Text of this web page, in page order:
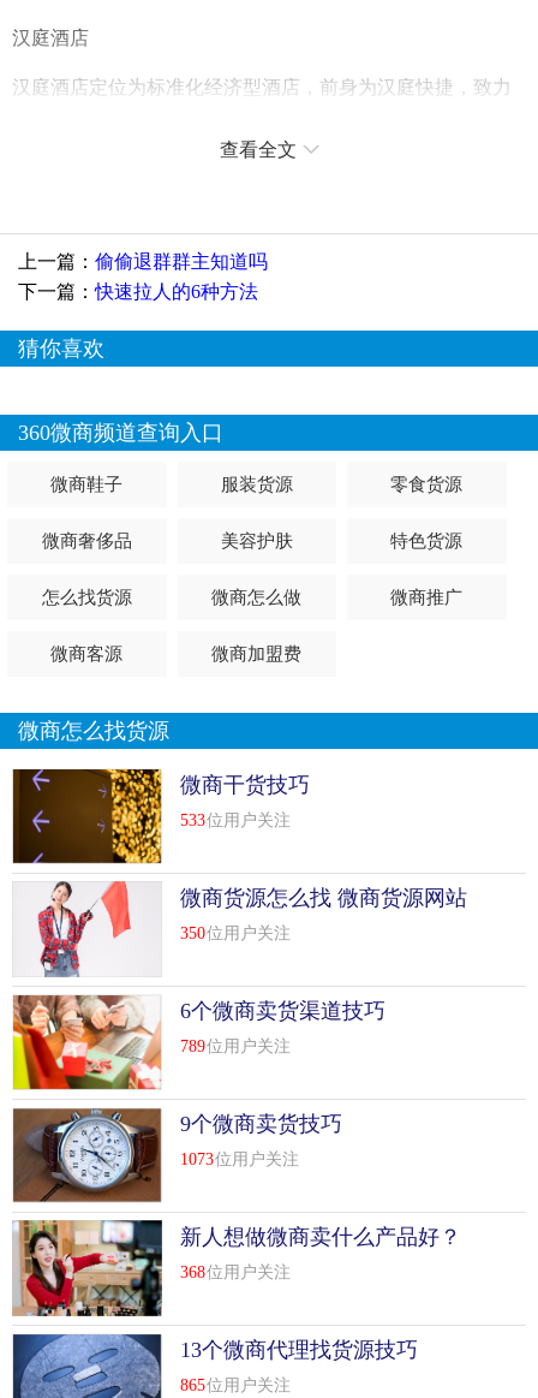
汉庭酒店
汉庭酒店定位为标准化经济型酒店，前身为汉庭快捷，致力
现代化的卫浴系统、便捷的商务旅行设施、轻松的酒店氛
自1971年新加坡第一家香格里拉大酒店以来，香格里拉大酒
店一直在向国际舞台进军；香格里拉以香港为大本营，现在
是亚洲比较大的豪华酒店集团，被认为是上比较好的酒店管
理集团之一，在众多公众和行业投票中赢得了一致的声誉。
不至的服务。
洲际酒店
人的专属服务。从语言交流、酒店设施、餐饮娱乐等方面为
客人出国旅游提供周到服务。
店旅客的，追求简约时尚的风格，不求奢华而注重品味，其
特点是酒店产品健康、安全、舒适，酒店服务专业、真诚，
酒店形象清新优雅。始终保持产品性价比在同行中比较高。
都市118酒店
城市118酒店致力于在全国二三线城市发展高品质、低价位、
精致的连锁酒店。城市118酒店以先进的管理理念和人性化的
服务标准为每一位客户提供优质的服务。
维也纳酒店
维也纳酒店成立于1993年，以“舒适优雅、高品质美食、豪华
品质、安全环保、音乐艺术、引*健康”为核心价值观。维也
纳的三大心理价值观更经济：更体面，更方便，更经济。
四季酒店
四季酒店的发展方向是规模适中，房间宽敞，员工友好，服
务细致。
格林豪泰酒店
格林豪泰酒店的服务宗旨是：超级健康，超级舒适，超级价
值，超级期待。酒店价格优惠，交通便利，环境安全。为客
人提供舒适安静的房间、环保卫生的日用品、温暖干净的浴
查看全文
上一篇： 偷偷退群群主知道吗
下一篇：快速拉人的6种方法
猜你喜欢
360微商频道查询入口
微商鞋子 服装货源 零食货源
微商奢侈品 美容护肤 特色货源
怎么找货源 微商怎么做 微商推广
微商客源 微商加盟费
微商怎么找货源
微商干货技巧
533位用户关注
微商货源怎么找 微商货源网站
有哪些
350位用户关注
6个微商卖货渠道技巧
789位用户关注
9个微商卖货技巧
1073位用户关注
新人想做微商卖什么产品好？
做微商货源从哪里来的
368位用户关注
13个微商代理找货源技巧
865位用户关注